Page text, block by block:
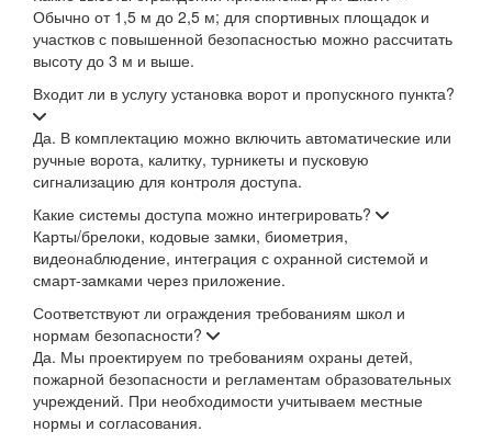
Обычно от 1,5 м до 2,5 м; для спортивных площадок и
участков с повышенной безопасностью можно рассчитать
высоту до 3 м и выше.
Входит ли в услугу установка ворот и пропускного пункта?
Да. В комплектацию можно включить автоматические или
ручные ворота, калитку, турникеты и пусковую
сигнализацию для контроля доступа.
Какие системы доступа можно интегрировать?
Карты/брелоки, кодовые замки, биометрия,
видеонаблюдение, интеграция с охранной системой и
смарт-замками через приложение.
Соответствуют ли ограждения требованиям школ и
нормам безопасности?
Да. Мы проектируем по требованиям охраны детей,
пожарной безопасности и регламентам образовательных
учреждений. При необходимости учитываем местные
нормы и согласования.